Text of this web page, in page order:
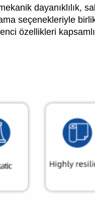
dayanıklılık,
seçenekleriyle
özellikleri